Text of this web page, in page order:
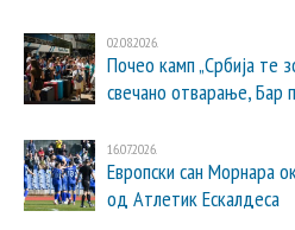
02.08.2026.
Почео камп „Србија те
свечано отварање, Бар
16.07.2026.
Европски сан Морнара
од Атлетик Ескалдеса